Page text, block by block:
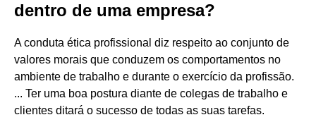
dentro de uma empresa?
A conduta ética profissional diz respeito ao conjunto de
valores morais que conduzem os comportamentos no
ambiente de trabalho e durante o exercício da profissão.
... Ter uma boa postura diante de colegas de trabalho e
clientes ditará o sucesso de todas as suas tarefas.